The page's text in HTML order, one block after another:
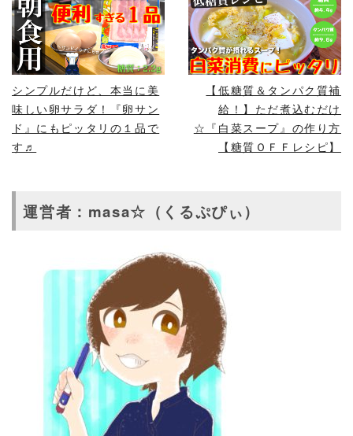
READ MORE
シンプルだけど、本当に美
味しい卵サラダ！『卵サン
ド』にもピッタリの１品で
す♬
READ MORE
【低糖質＆タンパク質補
給！】ただ煮込むだけ
☆『白菜スープ』の作り方
【糖質ＯＦＦレシピ】
運営者：masa☆（くるぷぴぃ）